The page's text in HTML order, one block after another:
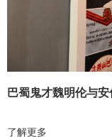
巴蜀鬼才魏明伦与
了解更多